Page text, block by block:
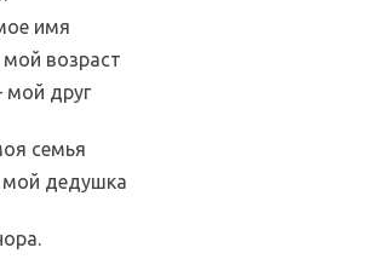
имя
возраст
мой друг
семья
дедушка